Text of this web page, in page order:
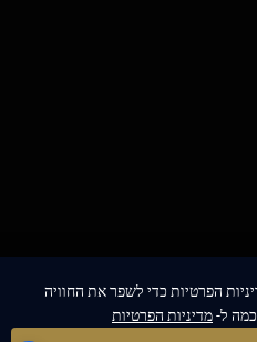
הפרטיות כדי לשפר את החוויה
ל-מדיניות הפרטיות